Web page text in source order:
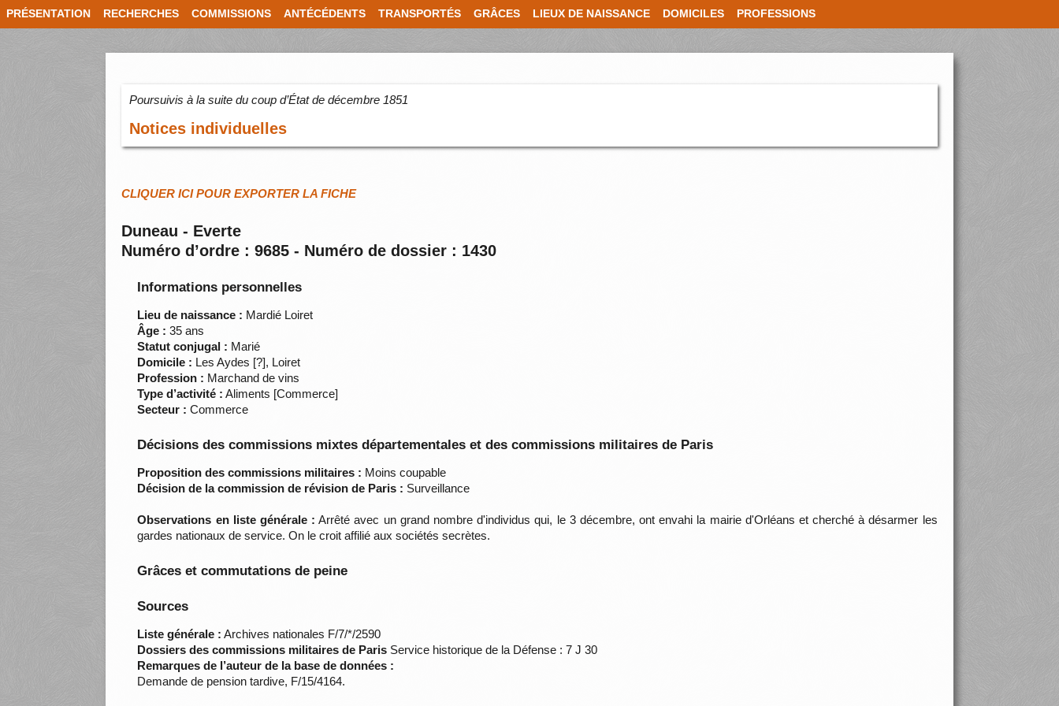
PRÉSENTATION RECHERCHES COMMISSIONS ANTÉCÉDENTS TRANSPORTÉS GRÂCES LIEUX DE NAISSANCE DOMICILES PROFESSIONS
Poursuivis à la suite du coup d’État de décembre 1851
Notices individuelles
CLIQUER ICI POUR EXPORTER LA FICHE
Duneau - Everte
Numéro d’ordre : 9685 - Numéro de dossier : 1430
Informations personnelles
Lieu de naissance : Mardié Loiret
Âge : 35 ans
Statut conjugal : Marié
Domicile : Les Aydes [?], Loiret
Profession : Marchand de vins
Type d’activité : Aliments [Commerce]
Secteur : Commerce
Décisions des commissions mixtes départementales et des commissions militaires de Paris
Proposition des commissions militaires : Moins coupable
Décision de la commission de révision de Paris : Surveillance
Observations en liste générale : Arrêté avec un grand nombre d'individus qui, le 3 décembre, ont envahi la mairie d'Orléans et cherché à désarmer les
gardes nationaux de service. On le croit affilié aux sociétés secrètes.
Grâces et commutations de peine
Sources
Liste générale : Archives nationales F/7/*/2590
Dossiers des commissions militaires de Paris Service historique de la Défense : 7 J 30
Remarques de l’auteur de la base de données :
Demande de pension tardive, F/15/4164.